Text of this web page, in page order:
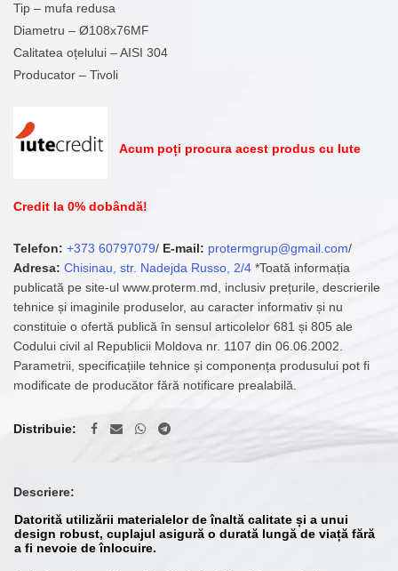
Tip – mufa redusa
Diametru – Ø108x76MF
Calitatea oțelului – AISI 304
Producator – Tivoli
Acum poți procura acest produs cu Iute
Credit la 0% dobândă!
Telefon: +373 60797079/ E-mail: protermgrup@gmail.com/
Adresa: Chisinau, str. Nadejda Russo, 2/4 *Toată informația
publicată pe site-ul www.proterm.md, inclusiv prețurile, descrierile
tehnice și imaginile produselor, au caracter informativ și nu
constituie o ofertă publică în sensul articolelor 681 și 805 ale
Codului civil al Republicii Moldova nr. 1107 din 06.06.2002.
Parametrii, specificațiile tehnice și componența produsului pot fi
modificate de producător fără notificare prealabilă.
Distribuie
Descriere:
Datorită utilizării materialelor de înaltă calitate și a unui
design robust, cuplajul asigură o durată lungă de viață fără
a fi nevoie de înlocuire.